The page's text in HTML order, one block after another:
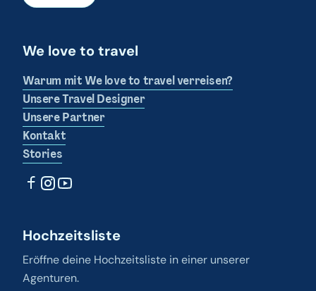
We love to travel
Warum mit We love to travel verreisen?
Unsere Travel Designer
Unsere Partner
Kontakt
Stories
Hochzeitsliste
Eröffne deine Hochzeitsliste in einer unserer
Agenturen.